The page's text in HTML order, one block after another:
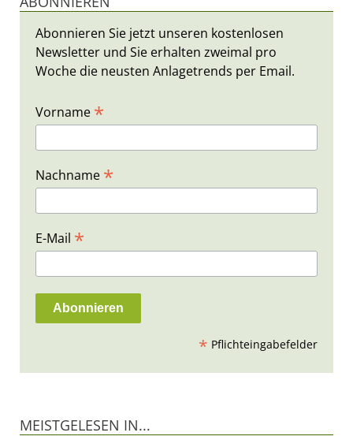
Abonnieren Sie jetzt unseren kostenlosen
Newsletter und Sie erhalten zweimal pro
Woche die neusten Anlagetrends per Email.
Vorname *
Nachname *
E-Mail *
* Pflichteingabefelder
MEISTGELESEN IN...